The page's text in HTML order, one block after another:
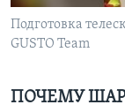
Подготовка
GUSTO Team
ПОЧЕМУ